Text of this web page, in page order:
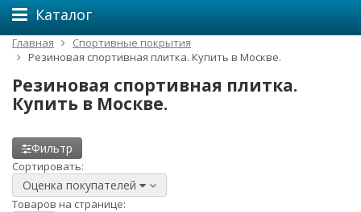
Каталог
Главная
Спортивные покрытия
Резиновая спортивная плитка. Купить в Москве.
Резиновая спортивная плитка.
Купить в Москве.
Фильтр
Сортировать:
Оценка покупателей
Товаров на странице: